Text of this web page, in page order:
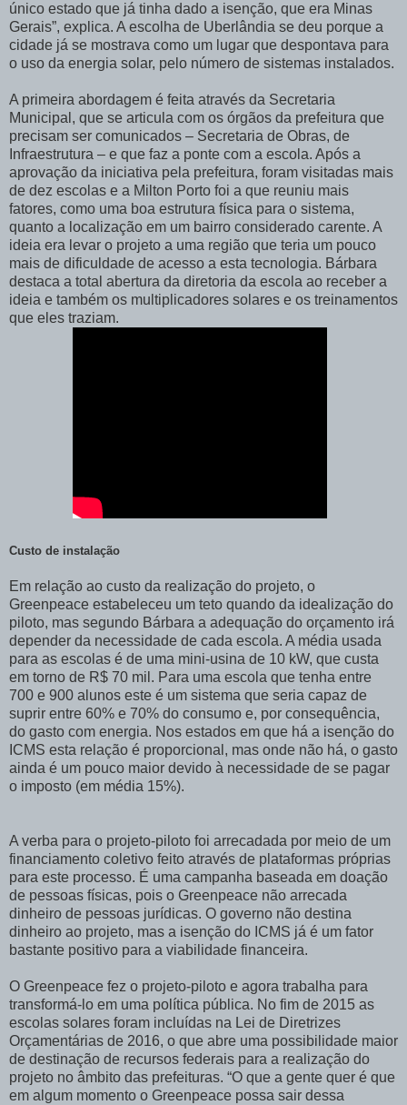
único estado que já tinha dado a isenção, que era Minas
Gerais”, explica. A escolha de Uberlândia se deu porque a
cidade já se mostrava como um lugar que despontava para
o uso da energia solar, pelo número de sistemas instalados.
A primeira abordagem é feita através da Secretaria
Municipal, que se articula com os órgãos da prefeitura que
precisam ser comunicados – Secretaria de Obras, de
Infraestrutura – e que faz a ponte com a escola. Após a
aprovação da iniciativa pela prefeitura, foram visitadas mais
de dez escolas e a Milton Porto foi a que reuniu mais
fatores, como uma boa estrutura física para o sistema,
quanto a localização em um bairro considerado carente. A
ideia era levar o projeto a uma região que teria um pouco
mais de dificuldade de acesso a esta tecnologia. Bárbara
destaca a total abertura da diretoria da escola ao receber a
ideia e também os multiplicadores solares e os treinamentos
que eles traziam.
Custo de instalação
Em relação ao custo da realização do projeto, o
Greenpeace estabeleceu um teto quando da idealização do
piloto, mas segundo Bárbara a adequação do orçamento irá
depender da necessidade de cada escola. A média usada
para as escolas é de uma mini-usina de 10 kW, que custa
em torno de R$ 70 mil. Para uma escola que tenha entre
700 e 900 alunos este é um sistema que seria capaz de
suprir entre 60% e 70% do consumo e, por consequência,
do gasto com energia. Nos estados em que há a isenção do
ICMS esta relação é proporcional, mas onde não há, o gasto
ainda é um pouco maior devido à necessidade de se pagar
o imposto (em média 15%).
A verba para o projeto-piloto foi arrecadada por meio de um
financiamento coletivo feito através de plataformas próprias
para este processo. É uma campanha baseada em doação
de pessoas físicas, pois o Greenpeace não arrecada
dinheiro de pessoas jurídicas. O governo não destina
dinheiro ao projeto, mas a isenção do ICMS já é um fator
bastante positivo para a viabilidade financeira.
O Greenpeace fez o projeto-piloto e agora trabalha para
transformá-lo em uma política pública. No fim de 2015 as
escolas solares foram incluídas na Lei de Diretrizes
Orçamentárias de 2016, o que abre uma possibilidade maior
de destinação de recursos federais para a realização do
projeto no âmbito das prefeituras. “O que a gente quer é que
em algum momento o Greenpeace possa sair dessa